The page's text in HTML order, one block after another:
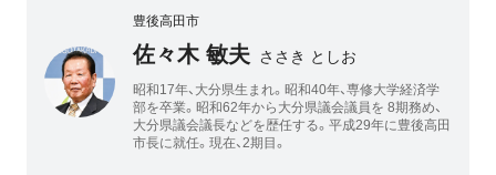
豊後高田市
佐々木 敏夫 ささき としお
昭和17年、大分県生まれ。昭和40年、専修大学経済学
部を卒業。昭和62年から大分県議会議員を 8期務め、
大分県議会議長などを歴任する。平成29年に豊後高田
市長に就任。現在、2期目。